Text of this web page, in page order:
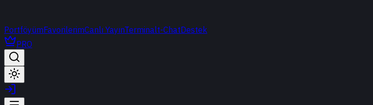
PortföyümFavorilerimCanlı YayınTerminalt-ChatDestek
PRO